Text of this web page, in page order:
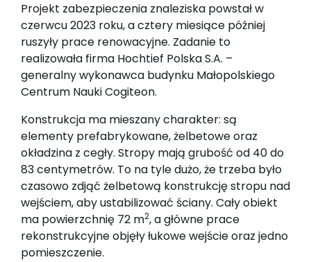
Projekt zabezpieczenia znaleziska powstał w
czerwcu 2023 roku, a cztery miesiące później
ruszyły prace renowacyjne. Zadanie to
realizowała firma Hochtief Polska S.A. –
generalny wykonawca budynku Małopolskiego
Centrum Nauki Cogiteon.
Konstrukcja ma mieszany charakter: są
elementy prefabrykowane, żelbetowe oraz
okładzina z cegły. Stropy mają grubość od 40 do
83 centymetrów. To na tyle dużo, że trzeba było
czasowo zdjąć żelbetową konstrukcję stropu nad
wejściem, aby ustabilizować ściany. Cały obiekt
ma powierzchnię 72 m2, a główne prace
rekonstrukcyjne objęły łukowe wejście oraz jedno
pomieszczenie.